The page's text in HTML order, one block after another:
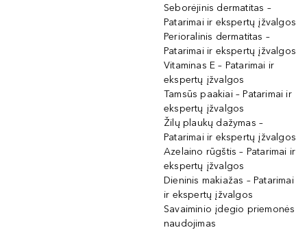
Seborėjinis dermatitas –
Patarimai ir ekspertų įžvalgos
Perioralinis dermatitas –
Patarimai ir ekspertų įžvalgos
Vitaminas E – Patarimai ir
ekspertų įžvalgos
Tamsūs paakiai – Patarimai ir
ekspertų įžvalgos
Žilų plaukų dažymas –
Patarimai ir ekspertų įžvalgos
Azelaino rūgštis – Patarimai ir
ekspertų įžvalgos
Dieninis makiažas – Patarimai
ir ekspertų įžvalgos
Savaiminio įdegio priemonės
naudojimas